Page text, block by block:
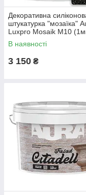
Декоративна
штукатурка "мозаїка"
Luxpro Mosaik M10
S101, 15кг
В наявності
3 150 ₴